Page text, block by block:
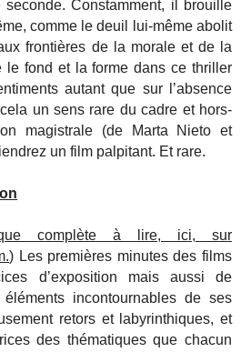
seconde. Constamment, il brouille
comme le deuil lui-même abolit
frontières de la morale et de la
le fond et la forme dans ce thriller
autant que sur l’absence
un sens rare du cadre et hors-
magistrale (de Marta Nieto et
un film palpitant. Et rare.
complète à lire, ici, sur
) Les premières minutes des films
d’exposition mais aussi de
incontournables de ses
retors et labyrinthiques, et
des thématiques que chacun